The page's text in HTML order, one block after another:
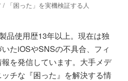
/ 「困った」を実機検証する人
品使用歴13年以上。現在は独
たiOSやSNSの不具合、フィ
を発信しています。大手メデ
チな『困った』を解決する情